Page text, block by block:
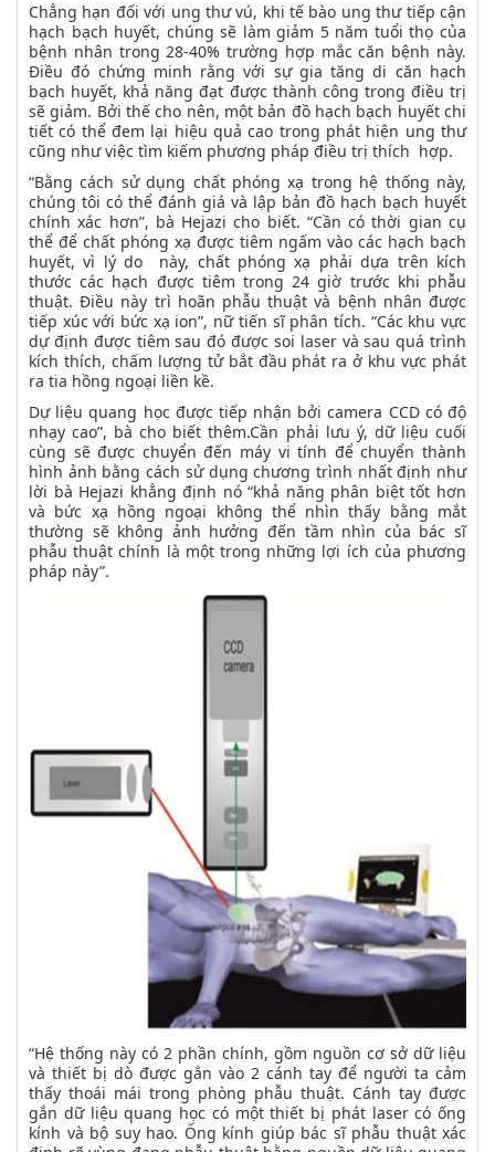
Chẳng hạn đối với ung thư vú, khi tế bào ung thư tiếp cận
hạch bạch huyết, chúng sẽ làm giảm 5 năm tuổi thọ của
bệnh nhân trong 28-40% trường hợp mắc căn bệnh này.
Điều đó chứng minh rằng với sự gia tăng di căn hạch
bạch huyết, khả năng đạt được thành công trong điều trị
sẽ giảm. Bởi thế cho nên, một bản đồ hạch bạch huyết chi
tiết có thể đem lại hiệu quả cao trong phát hiện ung thư
cũng như việc tìm kiếm phương pháp điều trị thích hợp.
“Bằng cách sử dụng chất phóng xạ trong hệ thống này,
chúng tôi có thể đánh giá và lập bản đồ hạch bạch huyết
chính xác hơn”, bà Hejazi cho biết. “Cần có thời gian cụ
thể để chất phóng xạ được tiêm ngấm vào các hạch bạch
huyết, vì lý do này, chất phóng xạ phải dựa trên kích
thước các hạch được tiêm trong 24 giờ trước khi phẫu
thuật. Điều này trì hoãn phẫu thuật và bệnh nhân được
tiếp xúc với bức xạ ion”, nữ tiến sĩ phân tích. “Các khu vực
dự định được tiêm sau đó được soi laser và sau quá trình
kích thích, chấm lượng tử bắt đầu phát ra ở khu vực phát
ra tia hồng ngoại liền kề.
Dự liệu quang học được tiếp nhận bởi camera CCD có độ
nhạy cao”, bà cho biết thêm.Cần phải lưu ý, dữ liệu cuối
cùng sẽ được chuyển đến máy vi tính để chuyển thành
hình ảnh bằng cách sử dụng chương trình nhất định như
lời bà Hejazi khẳng định nó “khả năng phân biệt tốt hơn
và bức xạ hồng ngoại không thể nhìn thấy bằng mắt
thường sẽ không ảnh hưởng đến tầm nhìn của bác sĩ
phẫu thuật chính là một trong những lợi ích của phương
pháp này”.
“Hệ thống này có 2 phần chính, gồm nguồn cơ sở dữ liệu
và thiết bị dò được gắn vào 2 cánh tay để người ta cảm
thấy thoái mái trong phòng phẫu thuật. Cánh tay được
gắn dữ liệu quang học có một thiết bị phát laser có ống
kính và bộ suy hao. Ống kính giúp bác sĩ phẫu thuật xác